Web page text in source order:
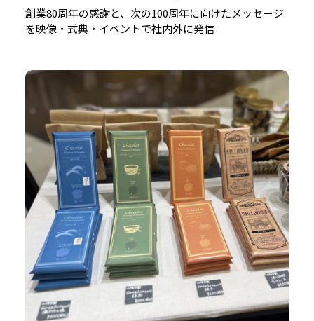
創業80周年の感謝と、次の100周年に向けたメッセージ
を映像・式典・イベントで社内外に発信